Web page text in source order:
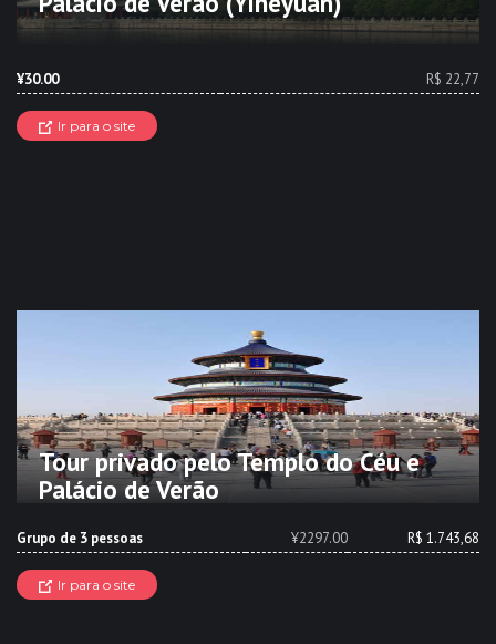
¥30.00 R$ 22,77
Ir para o site
Tour privado pelo Templo do Céu e
Palácio de Verão
Grupo de 3 pessoas ¥2297.00 R$ 1.743,68
Ir para o site